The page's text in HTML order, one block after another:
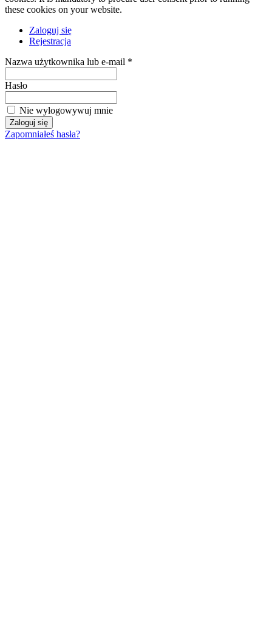
these cookies on your website.
Zaloguj się
Rejestracja
Nazwa użytkownika lub e-mail *
Hasło
Nie wylogowywuj mnie
Zapomniałeś hasła?